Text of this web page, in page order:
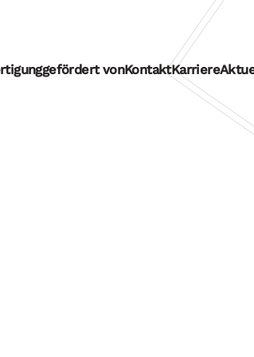
gefördert vonKontaktKarriere